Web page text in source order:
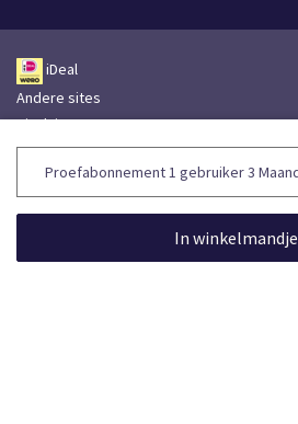
In winkelmandje
iDeal
Andere sites
Disclaimer
Leveringsvoorwaarden
Toegankelijkheidsverklaring
Lefebvre Group